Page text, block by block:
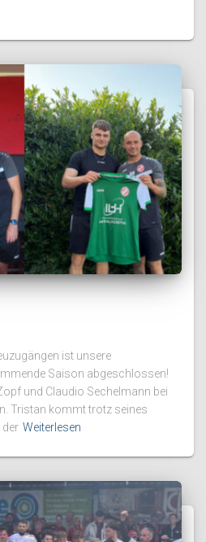
ist unsere
Saison abgeschlossen!
und Claudio Sechelmann bei
Tristan kommt trotz seines
der Weiterlesen